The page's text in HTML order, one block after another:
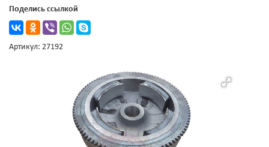
Поделись ссылкой
Артикул: 27192